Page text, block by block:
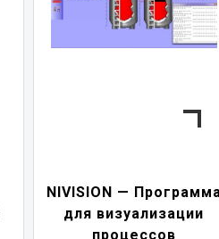
NIVISION —
для визуализации
процессов